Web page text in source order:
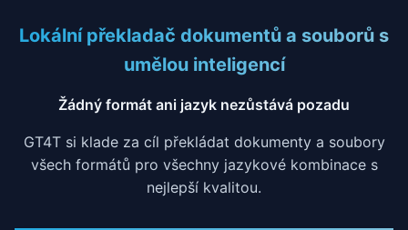
Lokální překladač dokumentů a souborů s
umělou inteligencí
Žádný formát ani jazyk nezůstává pozadu
GT4T si klade za cíl překládat dokumenty a soubory
všech formátů pro všechny jazykové kombinace s
nejlepší kvalitou.